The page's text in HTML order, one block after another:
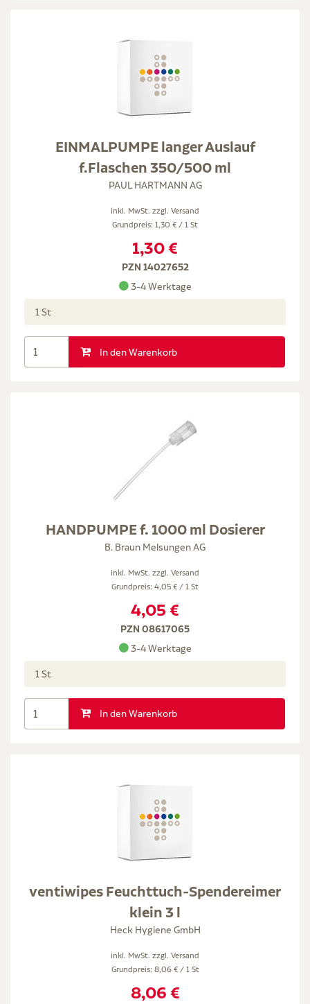
EINMALPUMPE langer Auslauf
f.Flaschen 350/500 ml
PAUL HARTMANN AG
inkl. MwSt. zzgl. Versand
Grundpreis: 1,30 € / 1 St
1,30 €
PZN 14027652
3-4 Werktage
1 St
In den Warenkorb
HANDPUMPE f. 1000 ml Dosierer
B. Braun Melsungen AG
inkl. MwSt. zzgl. Versand
Grundpreis: 4,05 € / 1 St
4,05 €
PZN 08617065
3-4 Werktage
1 St
In den Warenkorb
ventiwipes Feuchttuch-Spendereimer
klein 3 l
Heck Hygiene GmbH
inkl. MwSt. zzgl. Versand
Grundpreis: 8,06 € / 1 St
8,06 €